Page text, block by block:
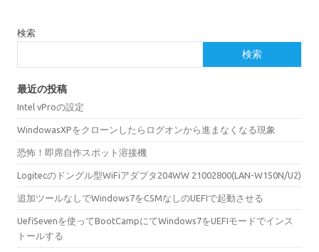
検索
検索
最近の投稿
Intel vProの設定
WindowasXPをクローンしたらログオンから進まなくなる現象
恐怖！即席自作スポット溶接機
Logitecのドングル型WiFiアダプタ204WW 21002800(LAN-W150N/U2)
追加ツールなしでWindows7をCSMなしのUEFIで起動させる
UefiSevenを使ってBootCampにてWindows7をUEFIモードでインス
トールする